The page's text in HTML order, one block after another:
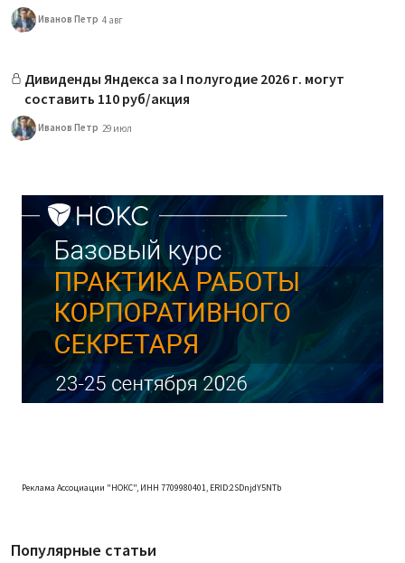
Иванов Петр 4 авг
Дивиденды Яндекса за I полугодие 2026 г. могут
составить 110 руб/акция
Иванов Петр 29 июл
Реклама Ассоциации "НОКС", ИНН 7709980401, ERID:2SDnjdY5NTb
Популярные статьи